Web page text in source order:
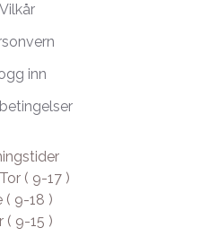
Vilkår
inn
( 9-17 )
( 9-18 )
( 9-15 )